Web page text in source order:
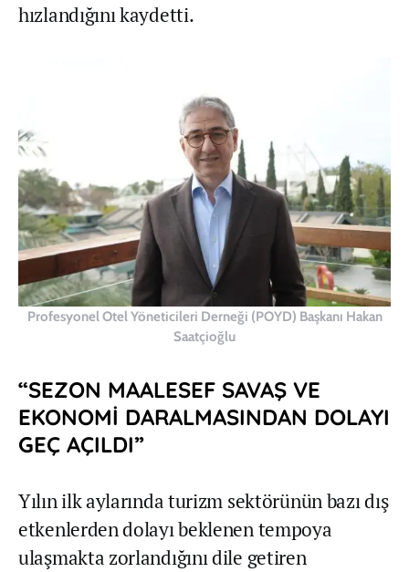
hızlandığını kaydetti.
Profesyonel Otel Yöneticileri Derneği (POYD) Başkanı Hakan
Saatçioğlu
“SEZON MAALESEF SAVAŞ VE
EKONOMİ DARALMASINDAN DOLAYI
GEÇ AÇILDI”
Yılın ilk aylarında turizm sektörünün bazı dış
etkenlerden dolayı beklenen tempoya
ulaşmakta zorlandığını dile getiren